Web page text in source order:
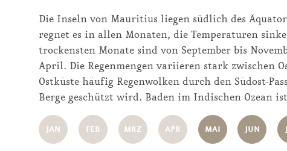
Die Inseln von Mauritius liegen südlich des
regnet es in allen Monaten, die Temperaturen
trockensten Monate sind von September bis
April. Die Regenmengen variieren stark zwischen
Ostküste häufig Regenwolken durch den Südost-
Berge geschützt wird. Baden im Indischen Ozean
JAN FEB MRZ APR MAI JUN